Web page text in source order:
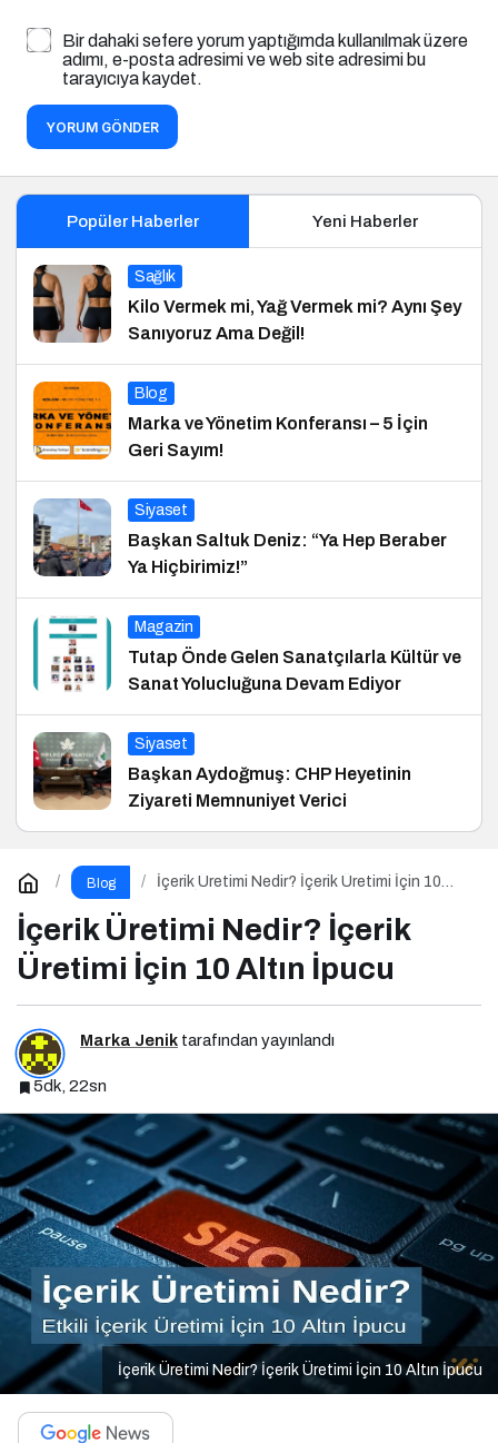
Bir dahaki sefere yorum yaptığımda kullanılmak üzere
adımı, e-posta adresimi ve web site adresimi bu
tarayıcıya kaydet.
YORUM GÖNDER
Popüler Haberler Yeni Haberler
Sağlık
Kilo Vermek mi, Yağ Vermek mi? Aynı Şey
Sanıyoruz Ama Değil!
Blog
Marka ve Yönetim Konferansı – 5 İçin
Geri Sayım!
Siyaset
Başkan Saltuk Deniz: “Ya Hep Beraber
Ya Hiçbirimiz!”
Magazin
Tutap Önde Gelen Sanatçılarla Kültür ve
Sanat Yolucluğuna Devam Ediyor
Siyaset
Başkan Aydoğmuş: CHP Heyetinin
Ziyareti Memnuniyet Verici
Blog
İçerik Üretimi Nedir? İçerik Üretimi İçin 10
İçerik Üretimi Nedir? İçerik
Üretimi İçin 10 Altın İpucu
Marka Jenik tarafından yayınlandı
5dk, 22sn
İçerik Üretimi Nedir? İçerik Üretimi İçin 10 Altın İpucu